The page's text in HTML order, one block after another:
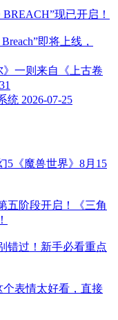
现已开启！
即将上线，
》一则来自《上古卷
统 2026-07-25
5《魔兽世界》8月15
五阶段开启！《三角
错过！新手必看重点
表情太好看，直接